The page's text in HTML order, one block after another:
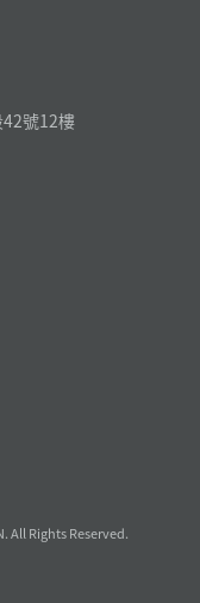
號12樓
All Rights Reserved.